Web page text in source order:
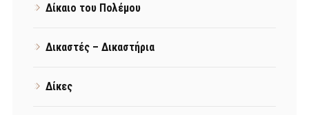
Δίκαιο του Πολέμου
Δικαστές – Δικαστήρια
Δίκες